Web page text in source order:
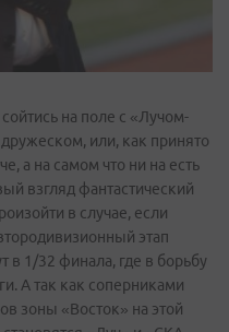
на поле с «Лучом-
или, как принято
а на самом что ни на есть
взгляд фантастический
в случае, если
этап
в 1/32 финала, где в борьбу
А так как соперниками
зоны «Восток» на этой